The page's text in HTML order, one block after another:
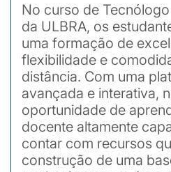
No curso de
da ULBRA, os
uma formação de
flexibilidade e
distância. Com uma
avançada e interativa,
oportunidade de
docente altamente
contar com recursos
construção de uma